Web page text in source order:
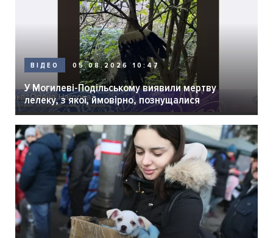
ВІДЕО 05.08.2026 10:47
У Могилеві-Подільському виявили мертву
лелеку, з якої, ймовірно, познущалися